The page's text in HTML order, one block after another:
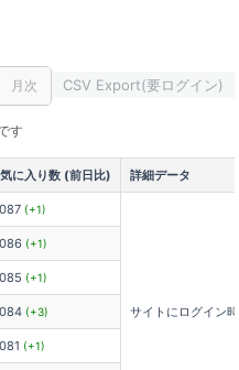
月次 CSV Export(要ログイン)
す
に入り数 (前日比) 詳細データ
(+1)
サイトにログイン
(+1)
(+1)
(+3)
(+1)